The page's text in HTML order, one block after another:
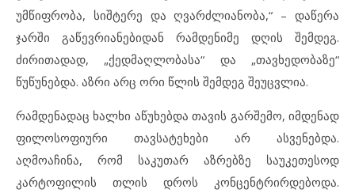
უმწიფრობა, სიშტერე და ღვარძლიანობა,“ – დაწერა
ჯარში გაწევრიანებიდან რამდენიმე დღის შემდეგ.
ძირითადად, „ქედმაღლობასა“ და „თავხედობაზე“
წუწუნებდა. აზრი არც ორი წლის შემდეგ შეუცვლია.
რამდენადაც ხალხი აწუხებდა თავის გარშემო, იმდენად
ფილოსოფიური თავსატეხები არ ასვენებდა.
აღმოაჩინა, რომ საკუთარ აზრებზე საუკეთესოდ
კარტოფილის თლის დროს კონცენტრირდებოდა.